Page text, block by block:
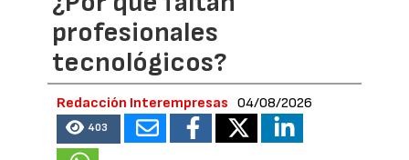
profesionales
tecnológicos?
Redacción Interempresas 04/08/2026
403